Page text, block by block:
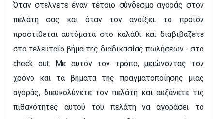
Όταν στέλνετε έναν τέτοιο σύνδεσμο αγοράς στον
πελάτη σας και όταν τον ανοίξει, το προϊόν
προστίθεται αυτόματα στο καλάθι και διαβιβάζετε
στο τελευταίο βήμα της διαδικασίας πωλήσεων - στο
check out. Με αυτόν τον τρόπο, μειώνοντας τον
χρόνο και τα βήματα της πραγματοποίησης μιας
αγοράς, διευκολύνετε τον πελάτη και αυξάνετε τις
πιθανότητες αυτού του πελάτη να αγοράσει το